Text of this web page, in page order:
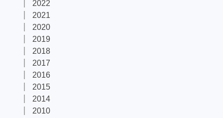
2022
2021
2020
2019
2018
2017
2016
2015
2014
2010